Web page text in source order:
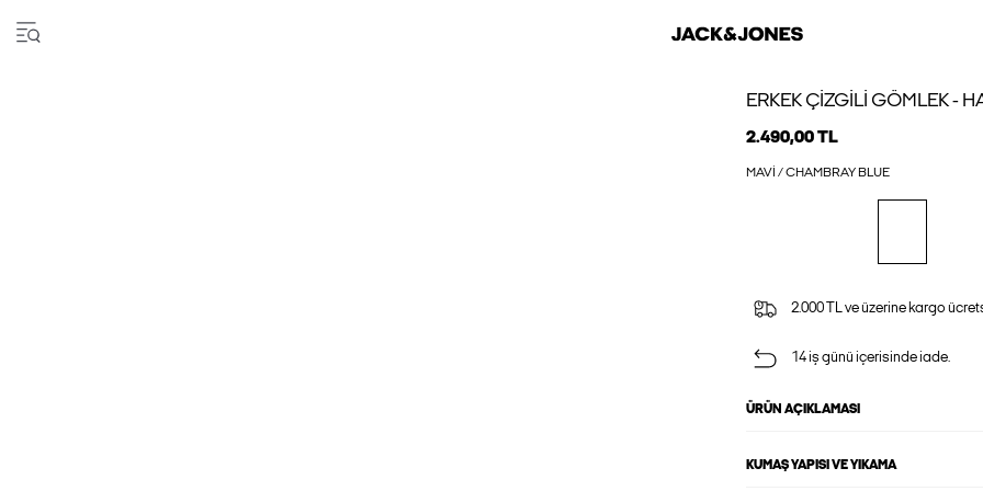
ERKEK ÇIZGILI GÖMLEK -
2.490,00 TL
MAVI / CHAMBRAY BLUE
2.000 TL ve üzerine kargo
14 iş günü içerisinde iade.
ÜRÜN AÇIKLAMASI
KUMAŞ YAPISI VE YIKAMA